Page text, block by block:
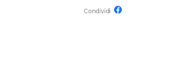
Condividi